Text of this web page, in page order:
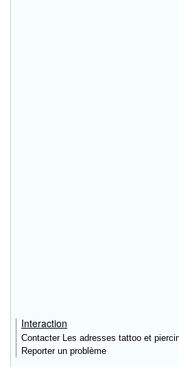
Interaction
Contacter Les adresses tattoo et
Reporter un problème